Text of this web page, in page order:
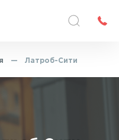
— Латроб-Сити